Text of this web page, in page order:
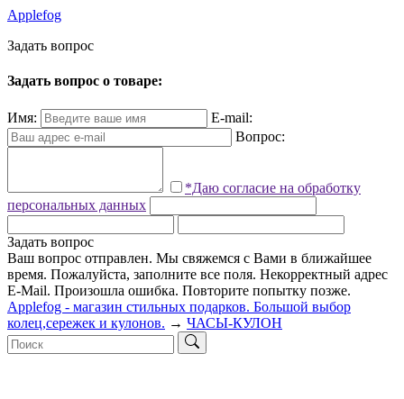
Applefog
Задать вопрос
Задать вопрос о товаре:
Имя:
E-mail:
Вопрос:
*Даю согласие на обработку
персональных данных
Задать вопрос
Ваш вопрос отправлен. Мы свяжемся с Вами в ближайшее
время. Пожалуйста, заполните все поля. Некорректный адрес
E-Mail. Произошла ошибка. Повторите попытку позже.
Applefog - магазин стильных подарков. Большой выбор
колец,сережек и кулонов. → ЧАСЫ-КУЛОН